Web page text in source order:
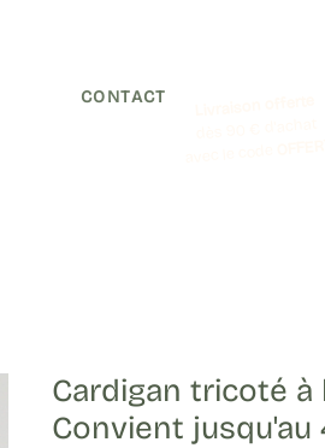
CONTACT
Cardigan tricoté à
Convient jusqu'au